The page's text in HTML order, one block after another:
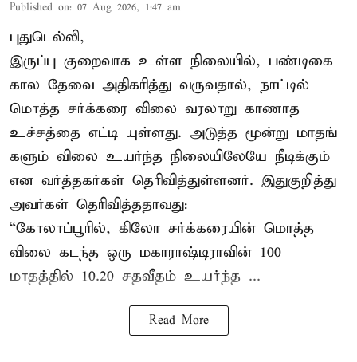
Published on: 07 Aug 2026, 1:47 am
புதுடெல்லி,
இருப்பு குறைவாக உள்ள நிலையில், பண்டிகை
கால தேவை அதிகரித்து வருவதால், நாட்டில்
மொத்த சர்க்கரை விலை வரலாறு காணாத
உச்சத்தை எட்டி யுள்ளது. அடுத்த மூன்று மாதங்
களும் விலை உயர்ந்த நிலையிலேயே நீடிக்கும்
என வர்த்தகர்கள் தெரிவித்துள்ளனர். இதுகுறித்து
அவர்கள் தெரிவித்ததாவது:
“கோலாப்பூரில், கிலோ சர்க்கரையின் மொத்த
விலை கடந்த ஒரு மகாராஷ்டிராவின் 100
மாதத்தில் 10.20 சதவீதம் உயர்ந்த ...
Read More